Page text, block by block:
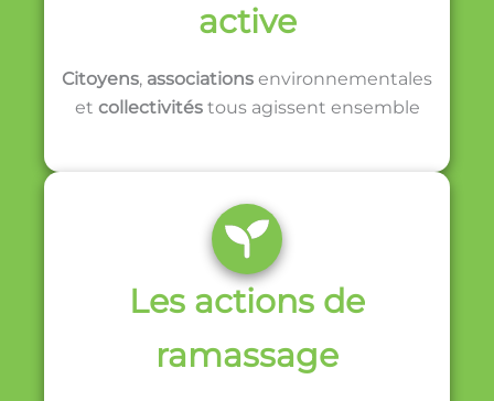
active
Citoyens, associations environnementales
et collectivitéstous agissent ensemble
Les actions de
ramassage